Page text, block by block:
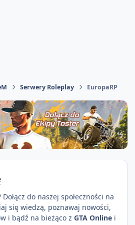
Serwery Roleplay EuropaRP
Dołącz do naszej społeczności na
się wiedzą, poznawaj nowości,
i bądź na bieżąco z GTA Online i